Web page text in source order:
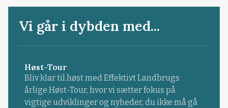
Vi går i dybden med...
Høst-Tour
Bliv klar til høst med Effektivt Landbrugs
årlige Høst-Tour, hvor vi sætter fokus på
vigtige udviklinger og nyheder, du ikke må gå